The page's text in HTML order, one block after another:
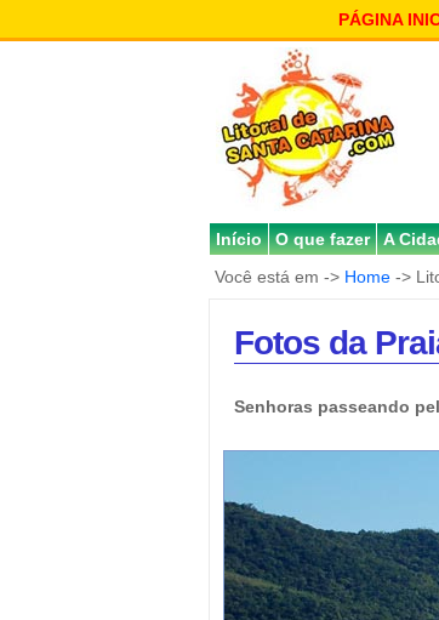
PÁGINA
Início O que fazer A
Você está em -> Home ->
Fotos da
Senhoras passeando